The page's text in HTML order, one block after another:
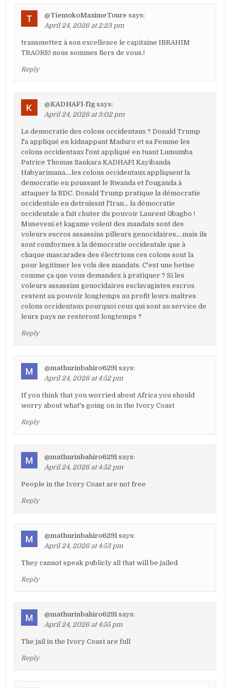
@TiemokoMaximeToure says:
April 24, 2026 at 2:23 pm
transmettez à son excellence le capitaine IBRAHIM
TRAORE! nous sommes fiers de vous.!
Reply
@KADHAFI-f1g says:
April 24, 2026 at 3:02 pm
Ls democratie des colons occidentaux ? Donald Trump
l'a appliqué en kidnappant Maduro et sa Femme les
colons occidentaux l'ont appliqué en tuant Lumumba
Patrice Thomas Sankara KADHAFI Kayibanda
Habyarimana….les colons occidentaux appliquent la
democratie en poussant le Rwanda et l'ouganda à
attaquer la RDC. Donald Trump pratique la démocratie
occidentale en detruissnt l'Iran… la démocratie
occidentale a fait chuter du pouvoir Laurent Gbagbo !
Museveni et kagame volent des mandats sont des
voleurs escros assassins pilleurs genocidaires….mais ils
sont comformes à la démocratie occidentale que à
chaque mascarades des électrions ces colons sont la
pour legitimer les vols des mandats. C'est une betise
comme ça que vous demandez à pratiquer ? Si les
voleurs assassins genocidaires esclavagistes escros
restent au pouvoir longtemps au profit leurs maîtres
colons occidentaux pourquoi ceux qui sont au service de
leurs pays ne resteront longtemps ?
Reply
@mathurinbahiro6291 says:
April 24, 2026 at 4:52 pm
If you think that you worried about Africa you should
worry about what's going on in the Ivory Coast
Reply
@mathurinbahiro6291 says:
April 24, 2026 at 4:52 pm
People in the Ivory Coast are not free
Reply
@mathurinbahiro6291 says:
April 24, 2026 at 4:53 pm
They cannot speak publicly all that will be jailed
Reply
@mathurinbahiro6291 says:
April 24, 2026 at 4:55 pm
The jail in the Ivory Coast are full
Reply